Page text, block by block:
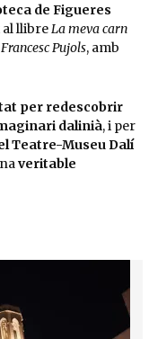
de Figueres
llibreLa meva carn
Pujols, amb
per redescobrir
dalinià, i per
Teatre-Museu Dalí
veritable